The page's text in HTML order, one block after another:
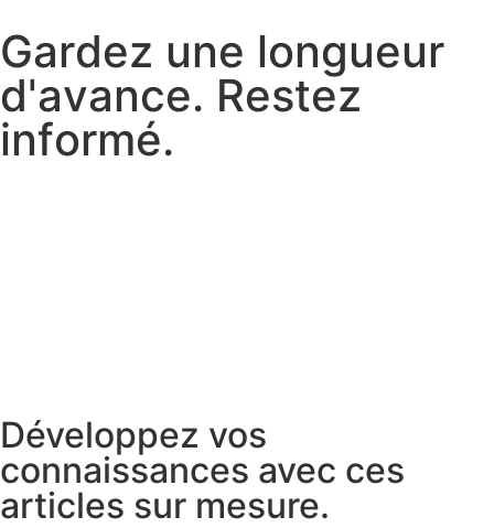
Gardez une longueur
d'avance. Restez
informé.
Développez vos
connaissances avec ces
articles sur mesure.